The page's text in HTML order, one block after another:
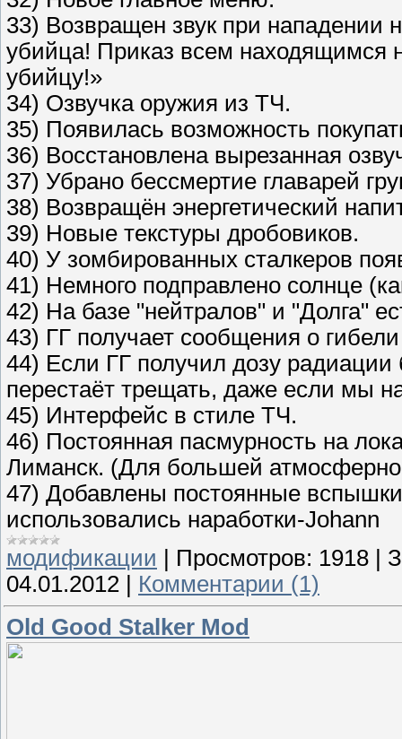
33) Возвращен звук при нападении
убийца! Приказ всем находящимся
убийцу!»
34) Озвучка оружия из ТЧ.
35) Появилась возможность
36) Восстановлена вырезанная
37) Убрано бессмертие главарей
38) Возвращён энергетический
39) Новые текстуры дробовиков.
40) У зомбированных сталкеров
41) Немного подправлено солнце
42) На базе "нейтралов" и "Долга"
43) ГГ получает сообщения о
44) Если ГГ получил дозу радиации
перестаёт трещать, даже если мы
45) Интерфейс в стиле ТЧ.
46) Постоянная пасмурность на
Лиманск. (Для большей
47) Добавлены постоянные
использовались наработки-Johann
модификации
Просмотров: 1918
04.01.2012
Комментарии (1)
Old Good Stalker Mod